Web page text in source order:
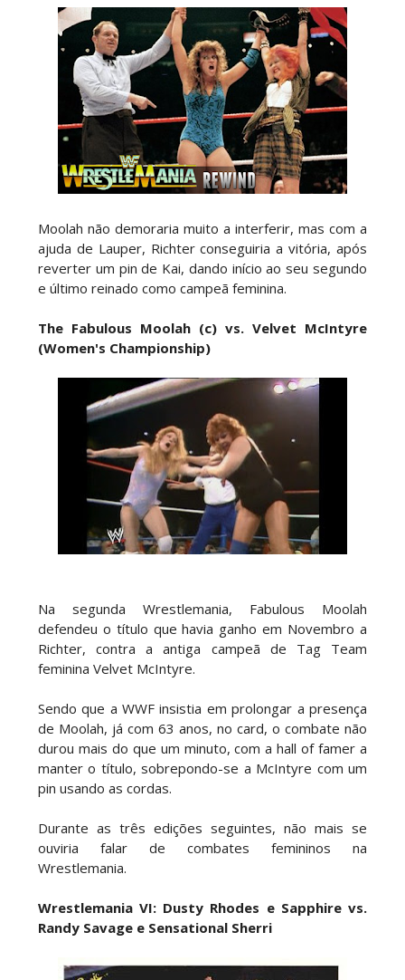
WWE: Novidades sobre gravidade da lesão de
Brie Bella
-Aug 04 2026
WWE: Jacy Jayne vê as Fatal Influence como a
versão feminina dos The Shield
SCSA867-Aug 04 2026
AEW: AEW anuncia data e local do
WrestleDream
WWE: CM Punk reage ao Moonsault mal
executado no SummerSlam
Aug 04 2026
Emoção e provocação no SummerSlam: Chelsea
Green revela conversa com Triple H e dedica
título histórico a Michael Hayes
ÉPICO NO SUMMERSLAM: Roman Reigns supera
Seth Rollins em guerra brutal e retém o World
Heavyweight Championship
WWE: Roman Reigns revela o que disse a Seth
Rollins durante combate no SummerSlam
SCSA867-Aug 03 2026
NOVO CAMPEÃO NO SUMMERSLAM: Chad Gable
Intercontinental Championship
Unknown- Aug 03 2026
Moolah não demoraria muito a interferir, mas com a
ajuda de Lauper, Richter conseguiria a vitória, após
reverter um pin de Kai, dando início ao seu segundo
e último reinado como campeã feminina.
The Fabulous Moolah (c) vs. Velvet McIntyre
(Women's Championship)
Na segunda Wrestlemania, Fabulous Moolah
defendeu o título que havia ganho em Novembro a
Richter, contra a antiga campeã de Tag Team
feminina Velvet McIntyre.
Sendo que a WWF insistia em prolongar a presença
de Moolah, já com 63 anos, no card, o combate não
durou mais do que um minuto, com a hall of famer a
manter o título, sobrepondo-se a McIntyre com um
pin usando as cordas.
Durante as três edições seguintes, não mais se
ouviria falar de combates femininos na
Wrestlemania.
Wrestlemania VI: Dusty Rhodes e Sapphire vs.
Randy Savage e Sensational Sherri